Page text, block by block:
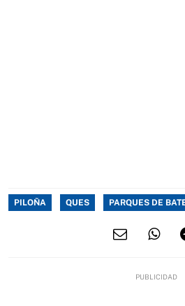
PILOÑA QUES PARQUES DE